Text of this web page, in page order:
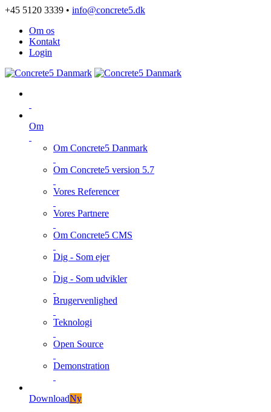
+45 5120 3339 • info@concrete5.dk
Om os
Kontakt
Login
Om
Om Concrete5 Danmark
Om Concrete5 version 5.7
Vores Referencer
Vores Partnere
Om Concrete5 CMS
Dig - Som ejer
Dig - Som udvikler
Brugervenlighed
Teknologi
Open Source
Demonstration
DownloadNy